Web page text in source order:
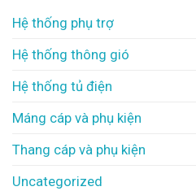
Hệ thống phụ trợ
Hệ thống thông gió
Hệ thống tủ điện
Máng cáp và phụ kiện
Thang cáp và phụ kiện
Uncategorized